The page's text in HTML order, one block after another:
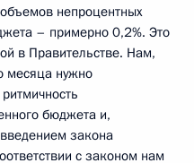
непроцентных
– примерно 0,2%. Это
в Правительстве. Нам,
месяца нужно
бюджета и,
закона
с законом нам